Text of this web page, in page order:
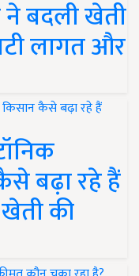
ने बदली खेती
लागत और
बढ़ा रहे हैं
की